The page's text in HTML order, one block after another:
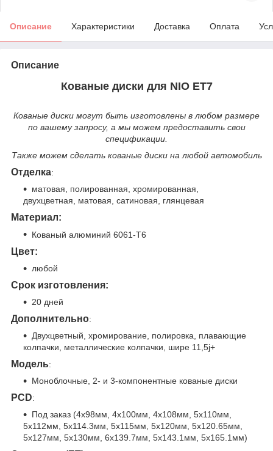
Описание Характеристики Доставка Оплата
Описание
Кованые диски для NIO ET7
Кованые диски могут быть изготовлены в любом размере
по вашему запросу, а мы можем предоставить свои
спецификации.
Также можем сделать кованые диски на любой автомобиль
Отделка:
матовая, полированная, хромированная,
двухцветная, матовая, сатиновая, глянцевая
Материал:
Кованый алюминий 6061-T6
Цвет:
любой
Срок изготовления:
20 дней
Дополнительно:
Двухцветный, хромирование, полировка, плавающие
колпачки, металлические колпачки, шире 11,5j+
Модель:
Моноблочные, 2- и 3-компонентные кованые диски
PCD:
Под заказ (4x98мм, 4x100мм, 4x108мм, 5x110мм,
5x112мм, 5x114.3мм, 5x115мм, 5x120мм, 5x120.65мм,
5x127мм, 5x130мм, 6x139.7мм, 5x143.1мм, 5x165.1мм)